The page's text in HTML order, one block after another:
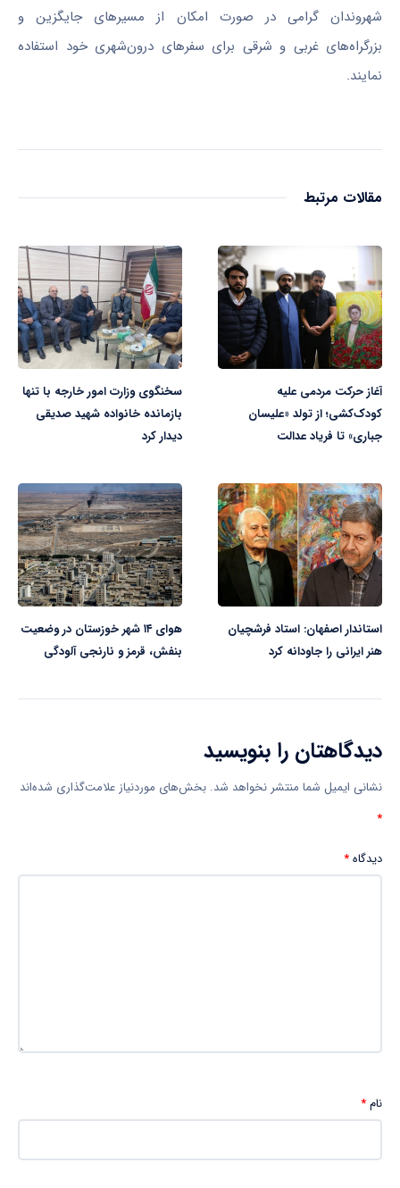
شهروندان گرامی در صورت امکان از مسیرهای جایگزین و
بزرگراه‌های غربی و شرقی برای سفرهای درون‌شهری خود استفاده
نمایند.
مقالات مرتبط
آغاز حرکت مردمی علیه
کودک‌کشی؛ از تولد «علیسان
جباری» تا فریاد عدالت
سخنگوی وزارت امور خارجه با تنها
بازمانده خانواده شهید صدیقی
دیدار کرد
استاندار اصفهان: استاد فرشچیان
هنر ایرانی را جاودانه کرد
هوای ۱۴ شهر خوزستان در وضعیت
بنفش، قرمز و نارنجی آلودگی
دیدگاهتان را بنویسید
نشانی ایمیل شما منتشر نخواهد شد. بخش‌های موردنیاز علامت‌گذاری شده‌اند
*
دیدگاه*
نام*